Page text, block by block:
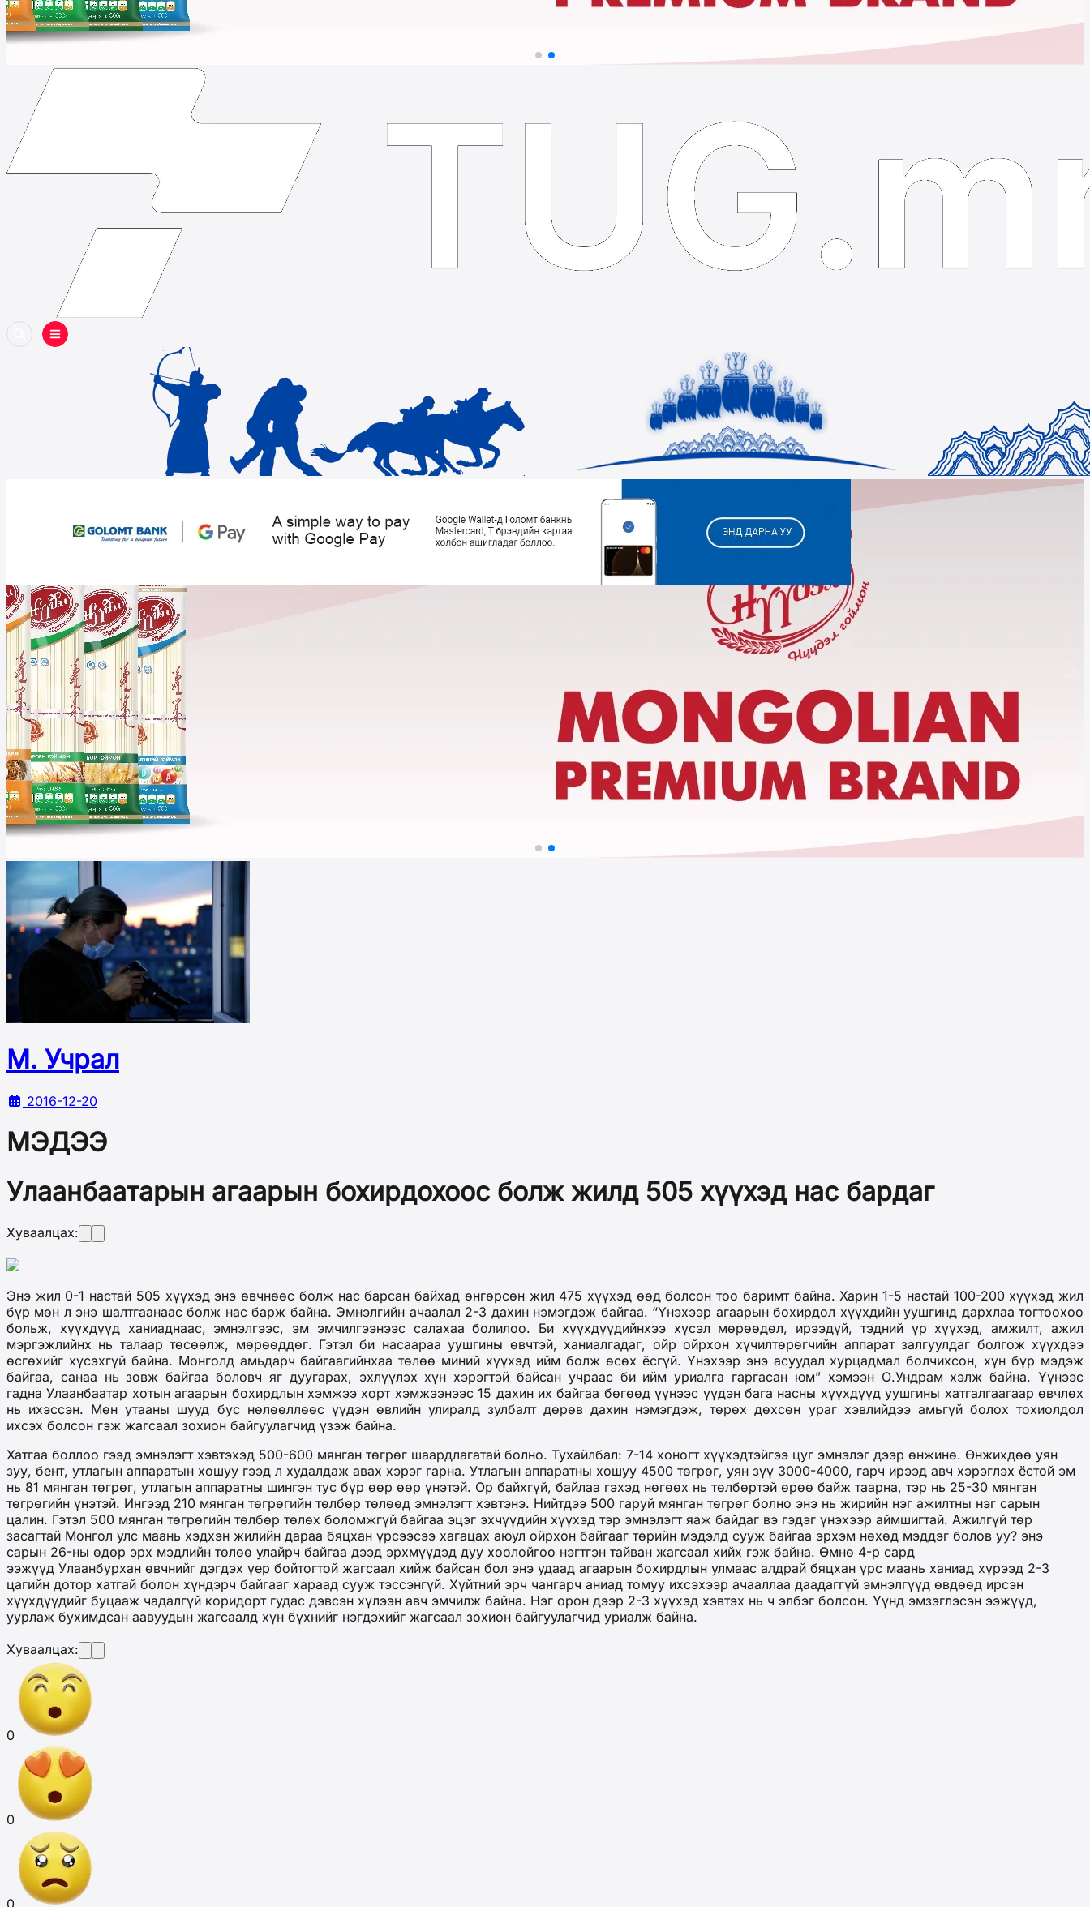
М. Учрал
2016-12-20
МЭДЭЭ
Улаанбаатарын агаарын бохирдохоос болж жилд 505 хүүхэд нас бардаг
Хуваалцах:
Энэ жил 0-1 настай 505 хүүхэд энэ өвчнөөс болж нас барсан байхад өнгөрсөн жил 475 хүүхэд өөд болсон тоо баримт байна. Харин 1-5 настай 100-200 хүүхэд жил
бүр мөн л энэ шалтгаанаас болж нас барж байна. Эмнэлгийн ачаалал 2-3 дахин нэмэгдэж байгаа. “Үнэхээр агаарын бохирдол хүүхдийн уушгинд дархлаа тогтоохоо
больж, хүүхдүүд ханиаднаас, эмнэлгээс, эм эмчилгээнээс салахаа болилоо. Би хүүхдүүдийнхээ хүсэл мөрөөдөл, ирээдүй, тэдний үр хүүхэд, амжилт, ажил
мэргэжлийнх нь талаар төсөөлж, мөрөөддөг. Гэтэл би насаараа уушгины өвчтэй, ханиалгадаг, ойр ойрхон хүчилтөрөгчийн аппарат залгуулдаг болгож хүүхдээ
өсгөхийг хүсэхгүй байна. Монголд амьдарч байгаагийнхаа төлөө миний хүүхэд ийм болж өсөх ёсгүй. Үнэхээр энэ асуудал хурцадмал болчихсон, хүн бүр мэдэж
байгаа, санаа нь зовж байгаа боловч яг дуугарах, эхлүүлэх хүн хэрэгтэй байсан учраас би ийм уриалга гаргасан юм” хэмээн О.Ундрам хэлж байна. Үүнээс
гадна Улаанбаатар хотын агаарын бохирдлын хэмжээ хорт хэмжээнээс 15 дахин их байгаа бөгөөд үүнээс үүдэн бага насны хүүхдүүд уушгины хатгалгаагаар өвчлөх
нь ихэссэн. Мөн утааны шууд бус нөлөөллөөс үүдэн өвлийн улиралд зулбалт дөрөв дахин нэмэгдэж, төрөх дөхсөн ураг хэвлийдээ амьгүй болох тохиолдол
ихсэх болсон гэж жагсаал зохион байгуулагчид үзэж байна.
Хатгаа боллоо гээд эмнэлэгт хэвтэхэд 500-600 мянган төгрөг шаардлагатай болно. Тухайлбал: 7-14 хоногт хүүхэдтэйгээ цуг эмнэлэг дээр өнжинө. Өнжихдөө уян
зуу, бент, утлагын аппаратын хошуу гээд л худалдаж авах хэрэг гарна. Утлагын аппаратны хошуу 4500 төгрөг, уян зүү 3000-4000, гарч ирээд авч хэрэглэх ёстой эм
нь 81 мянган төгрөг, утлагын аппаратны шингэн тус бүр өөр өөр үнэтэй. Ор байхгүй, байлаа гэхэд нөгөөх нь төлбөртэй өрөө байж таарна, тэр нь 25-30 мянган
төгрөгийн үнэтэй. Ингээд 210 мянган төгрөгийн төлбөр төлөөд эмнэлэгт хэвтэнэ. Нийтдээ 500 гаруй мянган төгрөг болно энэ нь жирийн нэг ажилтны нэг сарын
цалин. Гэтэл 500 мянган төгрөгийн төлбөр төлөх боломжгүй байгаа эцэг эхчүүдийн хүүхэд тэр эмнэлэгт яаж байдаг вэ гэдэг үнэхээр аймшигтай. Ажилгүй төр
засагтай Монгол улс маань хэдхэн жилийн дараа бяцхан үрсээсээ хагацах аюул ойрхон байгааг төрийн мэдэлд сууж байгаа эрхэм нөхөд мэддэг болов уу? энэ
сарын 26-ны өдөр эрх мэдлийн төлөө улайрч байгаа дээд эрхмүүдэд дуу хоолойгоо нэгтгэн тайван жагсаал хийх гэж байна. Өмнө 4-р сард
ээжүүд Улаанбурхан өвчнийг дэгдэх үер бойтогтой жагсаал хийж байсан бол энэ удаад агаарын бохирдлын улмаас алдрай бяцхан үрс маань ханиад хүрээд 2-3
цагийн дотор хатгай болон хүндэрч байгааг хараад сууж тэссэнгүй. Хүйтний эрч чангарч аниад томуу ихсэхээр ачааллаа даадаггүй эмнэлгүүд өвдөөд ирсэн
хүүхдүүдийг буцааж чадалгүй коридорт гудас дэвсэн хүлээн авч эмчилж байна. Нэг орон дээр 2-3 хүүхэд хэвтэх нь ч элбэг болсон. Үүнд эмзэглэсэн ээжүүд,
уурлаж бухимдсан аавуудын жагсаалд хүн бүхнийг нэгдэхийг жагсаал зохион байгуулагчид уриалж байна.
Хуваалцах:
0
0